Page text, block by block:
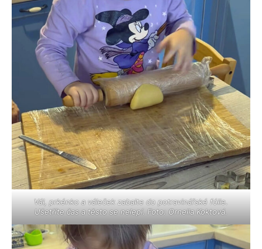
Vál, prkénko a váleček zabalte do potravinářské fólie.
Ušetříte čas a těsto se nelepí. Foto: Ornella Koktová.